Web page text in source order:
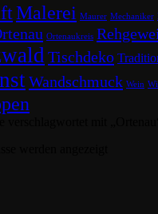
Malerei Maurer Mechaniker
Ortenaukreis
Tischdeko
Wandschmuck Wein